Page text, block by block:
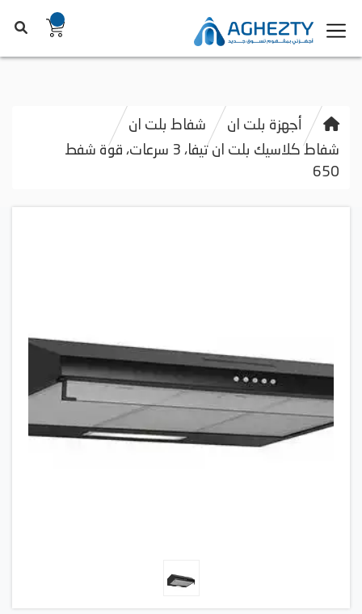
أجهزة بلت ان
شفاط بلت ان
شفاط كلاسيك بلت ان تيفا، 3 سرعات، قوة شفط
650